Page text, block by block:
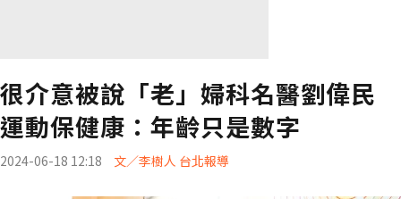
很介意被說「老」婦科名醫劉偉民
運動保健康：年齡只是數字
2024-06-18 12:18 文／李樹人 台北報導